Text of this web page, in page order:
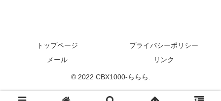
トップページ
プライバシーポリシー
メール
リンク
© 2022 CBX1000-ららら.